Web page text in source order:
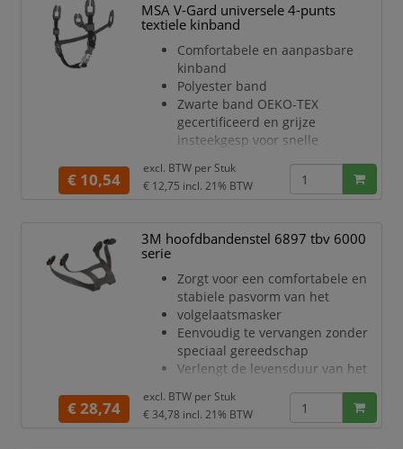
MSA V-Gard universele 4-punts
textiele kinband
Comfortabele en aanpasbare
kinband
Polyester band
Zwarte band OEKO-TEX
gecertificeerd en grijze
insteekgesp voor snelle
4-punts bevestiging
Breedte: 15mm
uit de V-Gard- en ThermalGard-
serie
€ 10,54
excl. BTW per Stuk
€ 12,75 incl. 21% BTW
3M hoofdbandenstel 6897 tbv 6000
serie
Zorgt voor een comfortabele en
stabiele pasvorm van het
volgelaatsmasker
Eenvoudig te vervangen zonder
speciaal gereedschap
Verlengt de levensduur van het
hoofdbandstel te
vervangen
€ 28,74
excl. BTW per Stuk
€ 34,78 incl. 21% BTW